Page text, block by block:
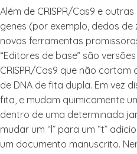
Além de CRISPR/Cas9 e
genes (por exemplo, dedos
novas ferramentas
“Editores de base” são
CRISPR/Cas9 que não
de DNA de fita dupla. Em vez
fita, e mudam quimicamente
dentro de uma determinada
mudar um “l” para um “t”
um documento manuscrito.